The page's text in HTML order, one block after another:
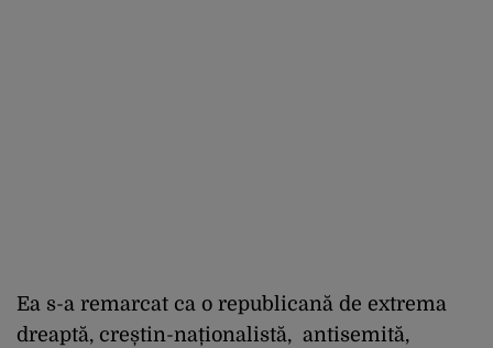
Ea s-a remarcat ca o republicană de extrema
dreaptă, creștin-naționalistă, antisemită,